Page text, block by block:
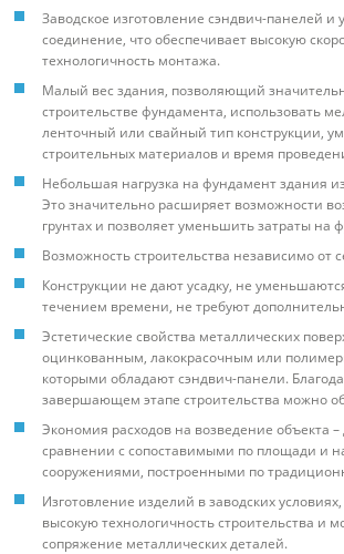
Заводское изготовление сэндвич-панелей и
соединение, что обеспечивает высокую
технологичность монтажа.
Малый вес здания, позволяющий
строительстве фундамента, использовать
ленточный или свайный тип конструкции,
строительных материалов и время
Небольшая нагрузка на фундамент здания
Это значительно расширяет возможности
грунтах и позволяет уменьшить затраты на
Возможность строительства независимо от
Конструкции не дают усадку, не
течением времени, не требуют
Эстетические свойства металлических
оцинкованным, лакокрасочным или
которыми обладают сэндвич-панели.
завершающем этапе строительства можно
Экономия расходов на возведение объекта –
сравнении с сопоставимыми по площади и
сооружениями, построенными по
Изготовление изделий в заводских
высокую технологичность строительства и
сопряжение металлических деталей.